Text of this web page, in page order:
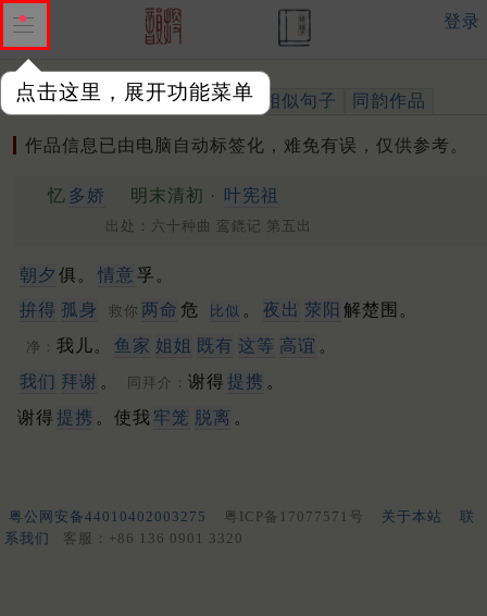
点击这里，展开功能菜单
登录
作品 标注四声 出处、引用 相似句子 同韵作品
作品信息已由电脑自动标签化，难免有误，仅供参考。
忆 多娇 明末清初 · 叶宪祖
出处：六十种曲 鸾鎞记 第五出
朝夕 俱。 情意 孚。
拚得 孤身 救你 两命 危 比似 。 夜出 荥阳 解楚围。
净： 我儿。 鱼家 姐姐 既有 这等 高谊 。
我们 拜谢 。 同拜介： 谢得 提携 。
谢得 提携 。使我 牢笼 脱离 。
粤公网安备44010402003275 粤ICP备17077571号 关于本站
联
系我们
客服：+86 136 0901 3320